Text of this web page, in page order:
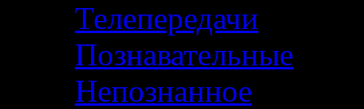
Телепередачи
Познавательные
Непознанное